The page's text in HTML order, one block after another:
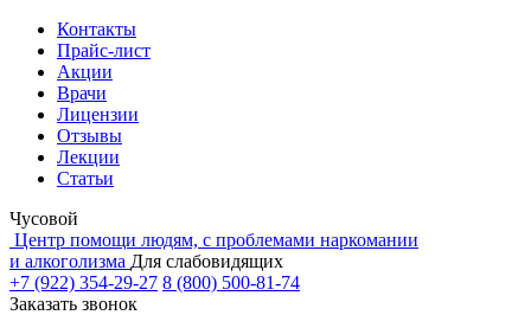
Контакты
Прайс-лист
Акции
Врачи
Лицензии
Отзывы
Лекции
Статьи
Чусовой
Центр помощи людям, с проблемами наркомании
и алкоголизма Для слабовидящих
+7 (922) 354-29-27 8 (800) 500-81-74
Заказать звонок